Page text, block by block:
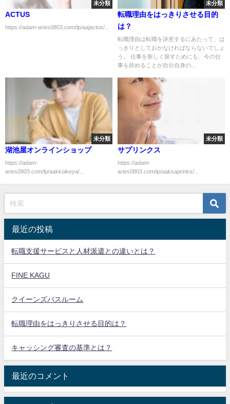
未分類
ACTUS
https://adam-aries0803.com/lp/aajactus/...
未分類
転職理由をはっきりさせる目的
は？
転職理由は転職を決意するにあたって、は
っきりとしておかなければならないでしょ
う。 仕事を新しく探すためにも、今の仕
事を辞めることが自分自身の...
未分類
湖池屋オンラインショップ
https://adam-
aries0803.com/lp/aakkoikeya/...
未分類
サプリンクス
https://adam-
aries0803.com/lp/aaksaprinks/...
最近の投稿
転職支援サービスと人材派遣との違いとは？
FINE KAGU
クイーンズバスルーム
転職理由をはっきりさせる目的は？
キャッシング審査の基準とは？
最近のコメント